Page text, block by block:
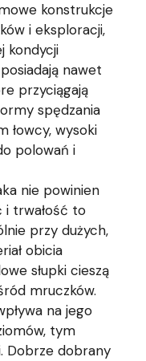
konstrukcje
i eksploracji,
kondycji
nawet
przyciągają
spędzania
łowcy, wysoki
polowań i
nie powinien
i trwałość to
przy dużych,
obicia
słupki cieszą
mruczków.
na jego
tym
Dobrze dobrany